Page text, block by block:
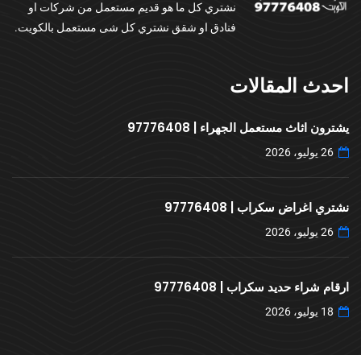
نشتري كل ما هو قديم مستعمل من شركات او
فنادق او شقق نشتري كل شى مستعمل بالكويت.
احدث المقالات
يشترون اثاث مستعمل الجهراء | 97776408
26 يوليو، 2026
نشتري اغراض سكراب | 97776408
26 يوليو، 2026
ارقام شراء حديد سكراب | 97776408
18 يوليو، 2026